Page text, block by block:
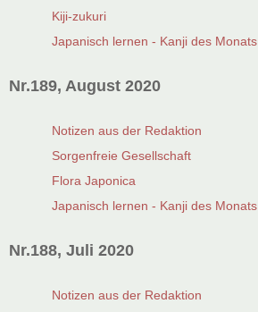
Kiji-zukuri
Japanisch lernen - Kanji des Monats
Nr.189, August 2020
Notizen aus der Redaktion
Sorgenfreie Gesellschaft
Flora Japonica
Japanisch lernen - Kanji des Monats
Nr.188, Juli 2020
Notizen aus der Redaktion